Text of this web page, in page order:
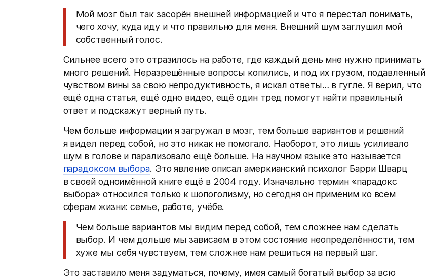
Мой мозг был так засорён внешней информацией и что я перестал понимать,
чего хочу, куда иду и что правильно для меня. Внешний шум заглушил мой
собственный голос.
Сильнее всего это отразилось на работе, где каждый день мне нужно принимать
много решений. Неразрешённые вопросы копились, и под их грузом, подавленный
чувством вины за свою непродуктивность, я искал ответы… в гугле. Я верил, что
ещё одна статья, ещё одно видео, ещё один тред помогут найти правильный
ответ и подскажут верный путь.
Чем больше информации я загружал в мозг, тем больше вариантов и решений
я видел перед собой, но это никак не помогало. Наоборот, это лишь усиливало
шум в голове и парализовало ещё больше. На научном языке это называется
парадоксом выбора. Это явление описал амеркианский психолог Барри Шварц
в своей одноимённой книге ещё в 2004 году. Изначально термин «парадокс
выбора» относился только к шопоголизму, но сегодня он применим ко всем
сферам жизни: семье, работе, учёбе.
Чем больше вариантов мы видим перед собой, тем сложнее нам сделать
выбор. И чем дольше мы зависаем в этом состояние неопределённости, тем
хуже мы себя чувствуем, тем сложнее нам решиться на первый шаг.
Это заставило меня задуматься, почему, имея самый богатый выбор за всю